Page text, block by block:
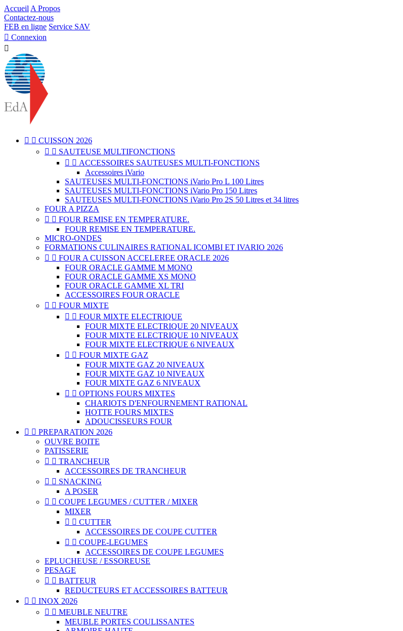
Accueil A Propos
Contactez-nous
FEB en ligne Service SAV
 Connexion

  CUISSON 2026
  SAUTEUSE MULTIFONCTIONS
  ACCESSOIRES SAUTEUSES MULTI-FONCTIONS
Accessoires iVario
SAUTEUSES MULTI-FONCTIONS iVario Pro L 100 Litres
SAUTEUSES MULTI-FONCTIONS iVario Pro 150 Litres
SAUTEUSES MULTI-FONCTIONS iVario Pro 2S 50 Litres et 34 litres
FOUR A PIZZA
  FOUR REMISE EN TEMPERATURE.
FOUR REMISE EN TEMPERATURE.
MICRO-ONDES
FORMATIONS CULINAIRES RATIONAL ICOMBI ET IVARIO 2026
  FOUR A CUISSON ACCELEREE ORACLE 2026
FOUR ORACLE GAMME M MONO
FOUR ORACLE GAMME XS MONO
FOUR ORACLE GAMME XL TRI
ACCESSOIRES FOUR ORACLE
  FOUR MIXTE
  FOUR MIXTE ELECTRIQUE
FOUR MIXTE ELECTRIQUE 20 NIVEAUX
FOUR MIXTE ELECTRIQUE 10 NIVEAUX
FOUR MIXTE ELECTRIQUE 6 NIVEAUX
  FOUR MIXTE GAZ
FOUR MIXTE GAZ 20 NIVEAUX
FOUR MIXTE GAZ 10 NIVEAUX
FOUR MIXTE GAZ 6 NIVEAUX
  OPTIONS FOURS MIXTES
CHARIOTS D'ENFOURNEMENT RATIONAL
HOTTE FOURS MIXTES
ADOUCISSEURS FOUR
  PREPARATION 2026
OUVRE BOITE
PATISSERIE
  TRANCHEUR
ACCESSOIRES DE TRANCHEUR
  SNACKING
A POSER
  COUPE LEGUMES / CUTTER / MIXER
MIXER
  CUTTER
ACCESSOIRES DE COUPE CUTTER
  COUPE-LEGUMES
ACCESSOIRES DE COUPE LEGUMES
EPLUCHEUSE / ESSOREUSE
PESAGE
  BATTEUR
REDUCTEURS ET ACCESSOIRES BATTEUR
  INOX 2026
  MEUBLE NEUTRE
MEUBLE PORTES COULISSANTES